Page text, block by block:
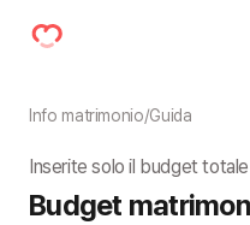
Info matrimonio/Guida
Inserite solo il budget totale
Budget